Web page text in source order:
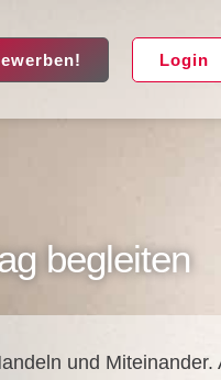
Login
begleiten
und Mit­ein­an­der.